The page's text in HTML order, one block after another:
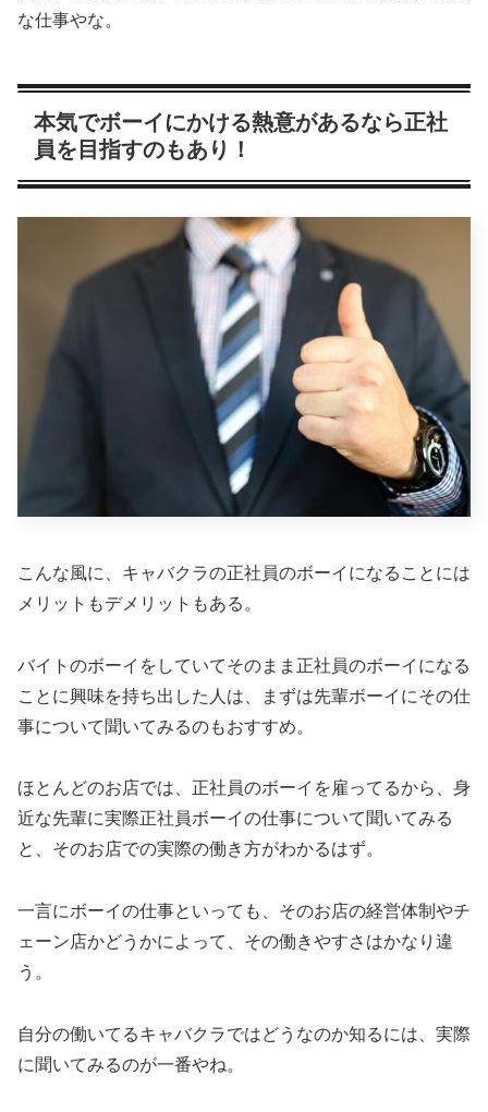
な仕事やな。
本気でボーイにかける熱意があるなら正社
員を目指すのもあり！
こんな風に、キャバクラの正社員のボーイになることには
メリットもデメリットもある。
バイトのボーイをしていてそのまま正社員のボーイになる
ことに興味を持ち出した人は、まずは先輩ボーイにその仕
事について聞いてみるのもおすすめ。
ほとんどのお店では、正社員のボーイを雇ってるから、身
近な先輩に実際正社員ボーイの仕事について聞いてみる
と、そのお店での実際の働き方がわかるはず。
一言にボーイの仕事といっても、そのお店の経営体制やチ
ェーン店かどうかによって、その働きやすさはかなり違
う。
自分の働いてるキャバクラではどうなのか知るには、実際
に聞いてみるのが一番やね。